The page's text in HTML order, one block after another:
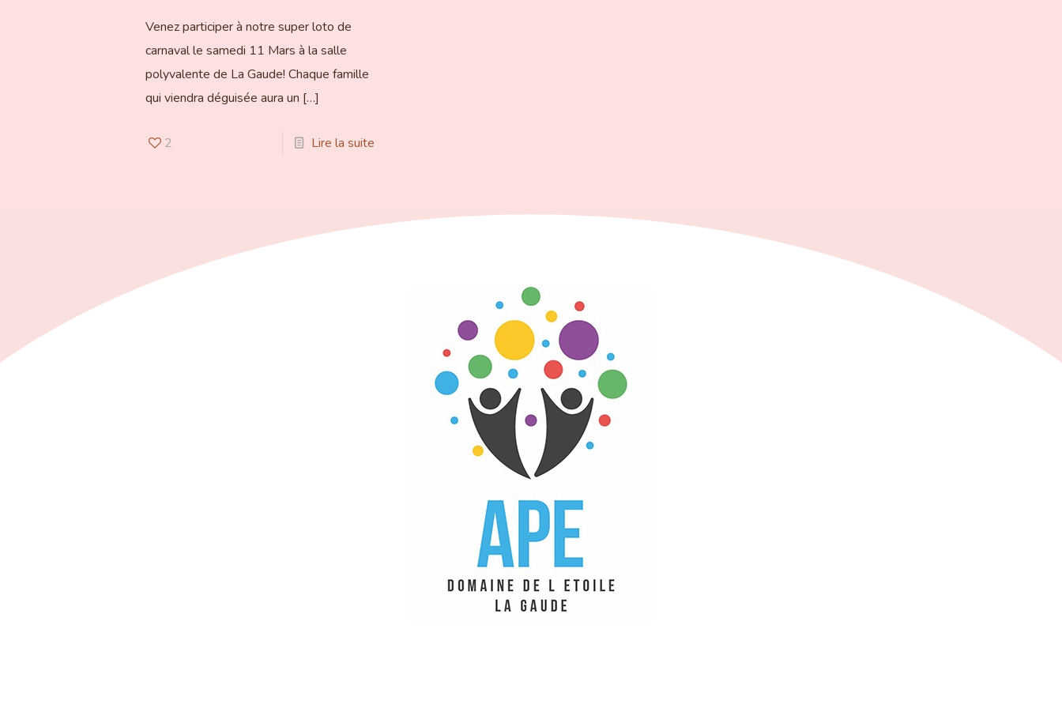
Venez participer à notre super loto de
carnaval le samedi 11 Mars à la salle
polyvalente de La Gaude! Chaque famille
qui viendra déguisée aura un […]
2 Lire la suite